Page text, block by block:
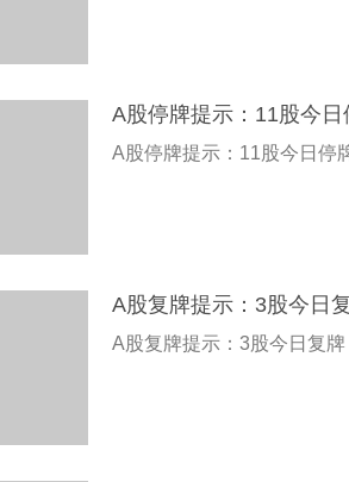
A股停牌提示：11股今日
A股停牌提示：11股今日停
A股复牌提示：3股今日
A股复牌提示：3股今日复牌